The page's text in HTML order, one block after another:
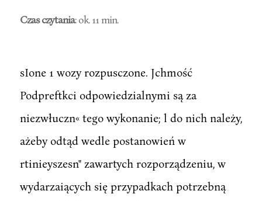
Czas czytania: ok. 11 min.
sIone 1 wozy rozpusczone. Jchmość
Podpreftkci odpowiedzialnymi są za
niezwłuczn« tego wykonanie; l do nich należy,
ażeby odtąd wedle postanowień w
rtinieyszesn" zawartych rozporządzeniu, w
wydarzaiących się przypadkach potrzebną